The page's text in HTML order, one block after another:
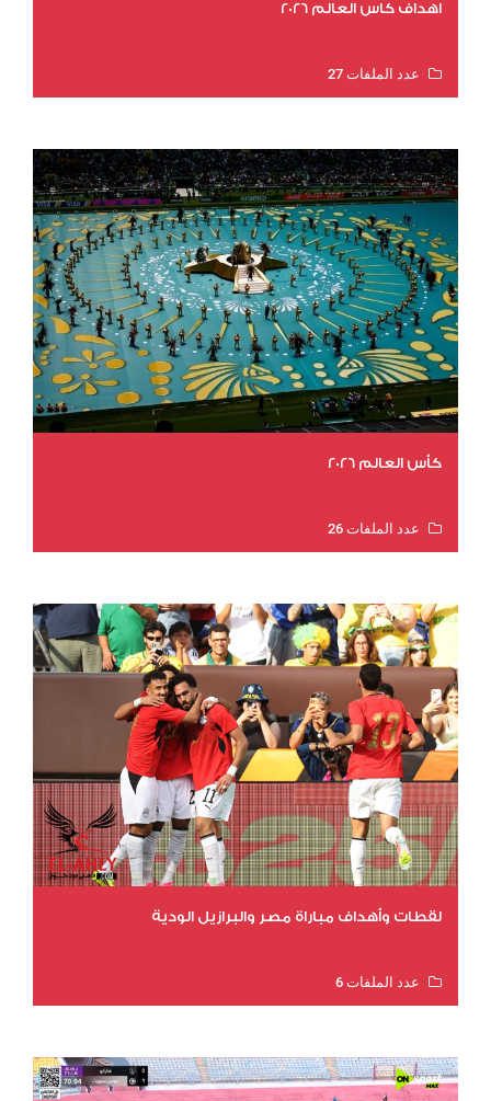
اهداف كاس العالم 2026
عدد الملفات 27
كأس العالم 2026
عدد الملفات 26
لقطات وأهداف مباراة مصر والبرازيل الودية
عدد الملفات 6